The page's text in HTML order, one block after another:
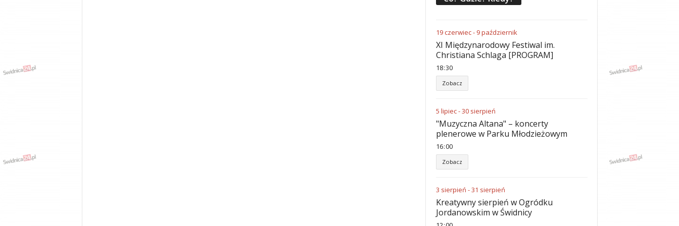
19czerwiec- 9październik
XI Międzynarodowy Festiwal im.
Christiana Schlaga [PROGRAM]
18:30
Zobacz
5 lipiec-30 sierpień
"Muzyczna Altana" – koncerty
plenerowe w Parku Młodzieżowym
16:00
Zobacz
3 sierpień -31 sierpień
Kreatywny sierpień w Ogródku
Jordanowskim w Świdnicy